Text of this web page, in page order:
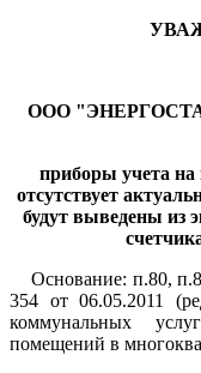
ООО
приборы учета на
отсутствует
будут выведены из
Основание: п.80,
354 от 06.05.2011
коммунальных
помещений в